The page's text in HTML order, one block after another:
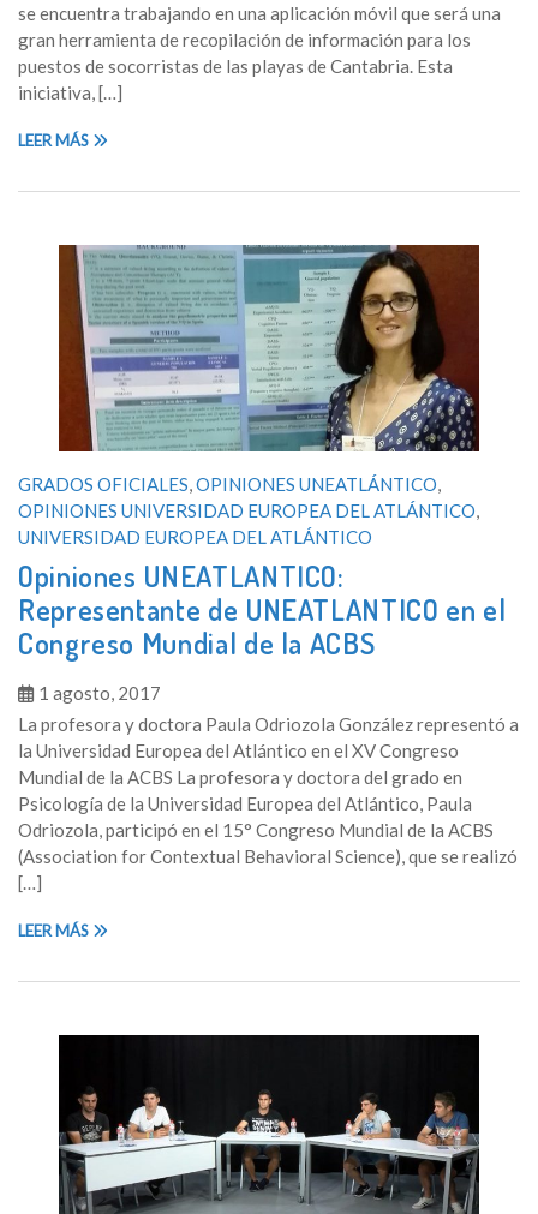
se encuentra trabajando en una aplicación móvil que será una
gran herramienta de recopilación de información para los
puestos de socorristas de las playas de Cantabria. Esta
iniciativa, […]
LEER MÁS
GRADOS OFICIALES,OPINIONES UNEATLÁNTICO,
OPINIONES UNIVERSIDAD EUROPEA DEL ATLÁNTICO,
UNIVERSIDAD EUROPEA DEL ATLÁNTICO
Opiniones UNEATLANTICO:
Representante de UNEATLANTICO en el
Congreso Mundial de la ACBS
1 agosto, 2017
La profesora y doctora Paula Odriozola González representó a
la Universidad Europea del Atlántico en el XV Congreso
Mundial de la ACBS La profesora y doctora del grado en
Psicología de la Universidad Europea del Atlántico, Paula
Odriozola, participó en el 15° Congreso Mundial de la ACBS
(Association for Contextual Behavioral Science), que se realizó
[…]
LEER MÁS